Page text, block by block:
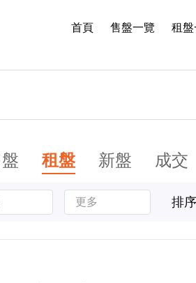
首頁 售盤一覽 租盤
租盤 新盤 成交
更多 排序